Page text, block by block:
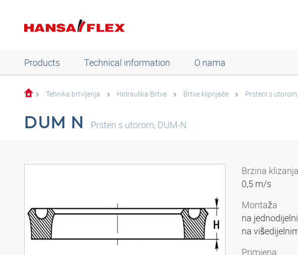
Products Technical information O nama
Tehnika brtvljenja Hidraulika Brtve Brtve klipnjače Prsteni s
DUM N Prsten s utorom, DUM-N
Brzina
0,5 m/s
Montaža
na
na
Primjena